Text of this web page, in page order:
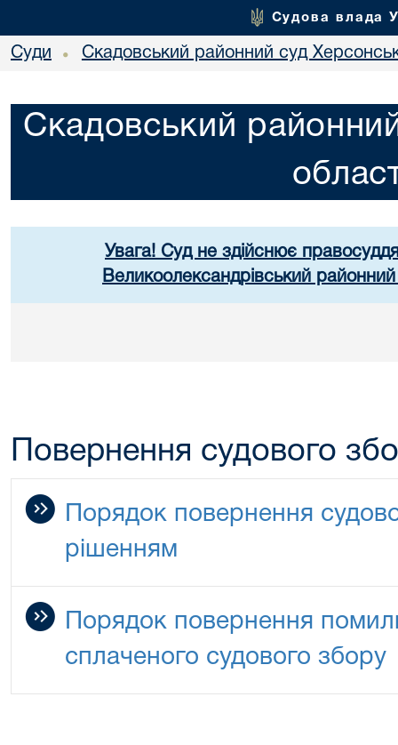
Судова влада
Суди • Скадовський районний суд
Скадовський
Увага! Суд не здійснює
Великоолександрівський
Повернення судового
Порядок повернення
рішенням
Порядок повернення
сплаченого судового збору